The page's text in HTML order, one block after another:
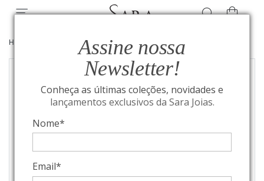
Assine nossa
Newsletter!
Conheça as últimas coleções, novidades e
lançamentos exclusivos da Sara Joias.
Nome*
Email*
HOME BRINCOS